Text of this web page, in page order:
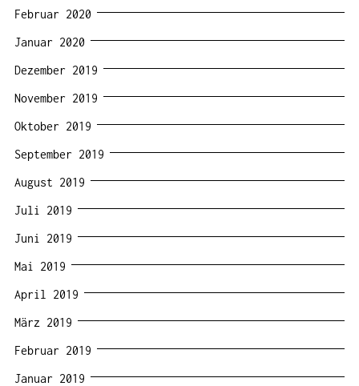
Februar 2020
Januar 2020
Dezember 2019
November 2019
Oktober 2019
September 2019
August 2019
Juli 2019
Juni 2019
Mai 2019
April 2019
März 2019
Februar 2019
Januar 2019